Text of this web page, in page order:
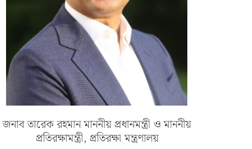
জনাব তারেক রহমান মাননীয় প্রধানমন্ত্রী ও মাননীয়
প্রতিরক্ষামন্ত্রী, প্রতিরক্ষা মন্ত্রণালয়